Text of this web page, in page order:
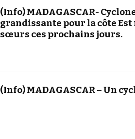
(Info) MADAGASCAR-
grandissante pour la côte
sœurs ces prochains jours.
(Info) MADAGASCAR – Un